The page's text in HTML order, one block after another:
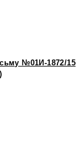
№01И-1872/15